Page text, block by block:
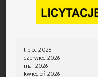
lipiec 2026
czerwiec 2026
maj 2026
kwiecień 2026